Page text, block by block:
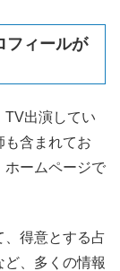
フィールが
TV出演してい
も含まれてお
ホームページで
、得意とする占
、多くの情報